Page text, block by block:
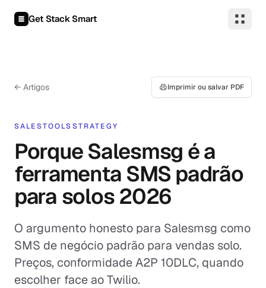
Get Stack Smart
← Artigos Imprimir ou salvar PDF
SALESTOOLSSTRATEGY
Porque Salesmsg é a
ferramenta SMS padrão
para solos 2026
O argumento honesto para Salesmsg como
SMS de negócio padrão para vendas solo.
Preços, conformidade A2P 10DLC, quando
escolher face ao Twilio.